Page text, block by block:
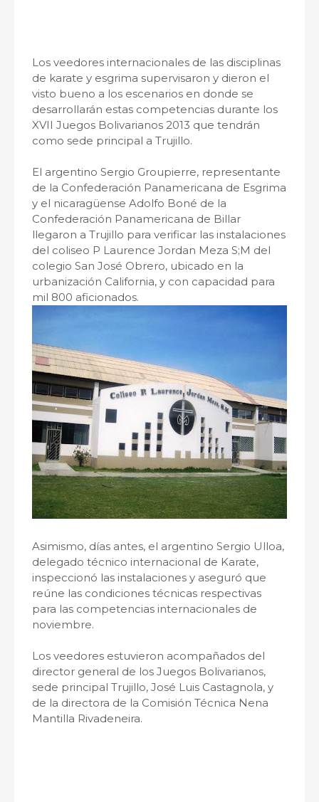
Los veedores internacionales de las disciplinas
de karate y esgrima supervisaron y dieron el
visto bueno a los escenarios en donde se
desarrollarán estas competencias durante los
XVII Juegos Bolivarianos 2013 que tendrán
como sede principal a Trujillo.
El argentino Sergio Groupierre, representante
de la Confederación Panamericana de Esgrima
y el nicaragüense Adolfo Boné de la
Confederación Panamericana de Billar
llegaron a Trujillo para verificar las instalaciones
del coliseo P Laurence Jordan Meza S;M del
colegio San José Obrero, ubicado en la
urbanización California, y con capacidad para
mil 800 aficionados.
Asimismo, días antes, el argentino Sergio Ulloa,
delegado técnico internacional de Karate,
inspeccionó las instalaciones y aseguró que
reúne las condiciones técnicas respectivas
para las competencias internacionales de
noviembre.
Los veedores estuvieron acompañados del
director general de los Juegos Bolivarianos,
sede principal Trujillo, José Luis Castagnola, y
de la directora de la Comisión Técnica Nena
Mantilla Rivadeneira.